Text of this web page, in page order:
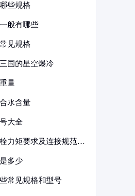
些规格
般有哪些
见规格
国的星空爆冷
量
水含量
大全
力矩要求及连接规范详
多少
常见规格和型号